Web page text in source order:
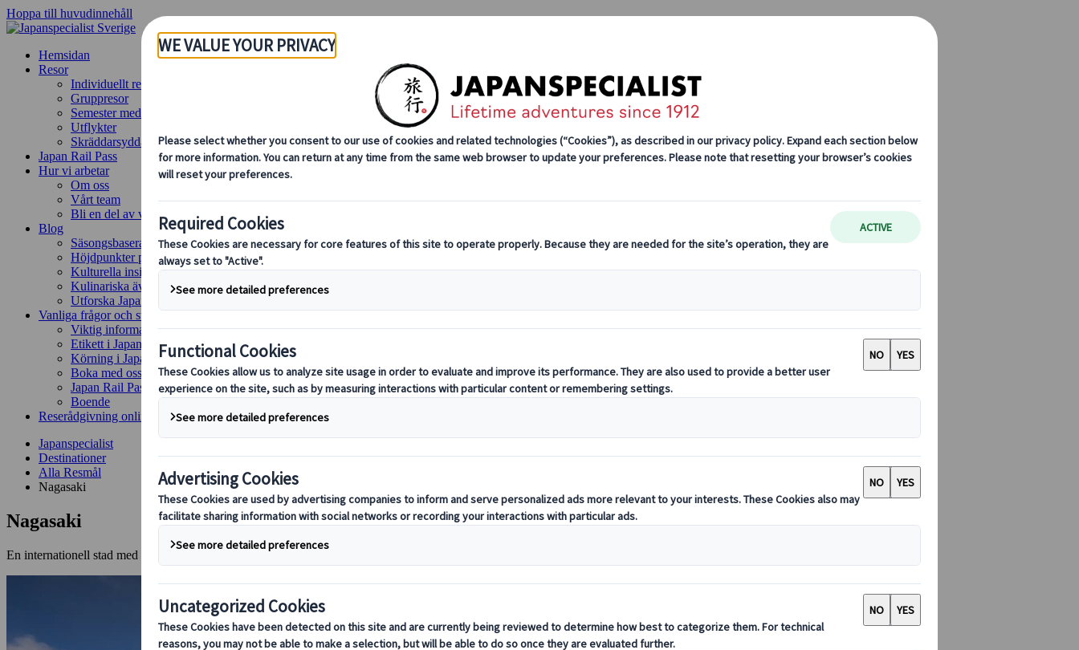
Hoppa till huvudinnehåll
Hemsidan
Resor
Individuellt resande
Gruppresor
Semester med självkörning
Utflykter
Skräddarsydda gruppresor
Japan Rail Pass
Hur vi arbetar
Om oss
Vårt team
Bli en del av vårt team
Blog
Säsongsbaserade resetips
Höjdpunkter på resmålet
Kulturella insikter
Kulinariska äventyr
Utforska Japan med tåg
Vanliga frågor och svar
Viktig information
Etikett i Japan
Körning i Japan
Boka med oss
Japan Rail Pass
Boende
Reserådgivning online
Japanspecialist
Destinationer
Alla Resmål
Nagasaki
Nagasaki
En internationell stad med historia och charm